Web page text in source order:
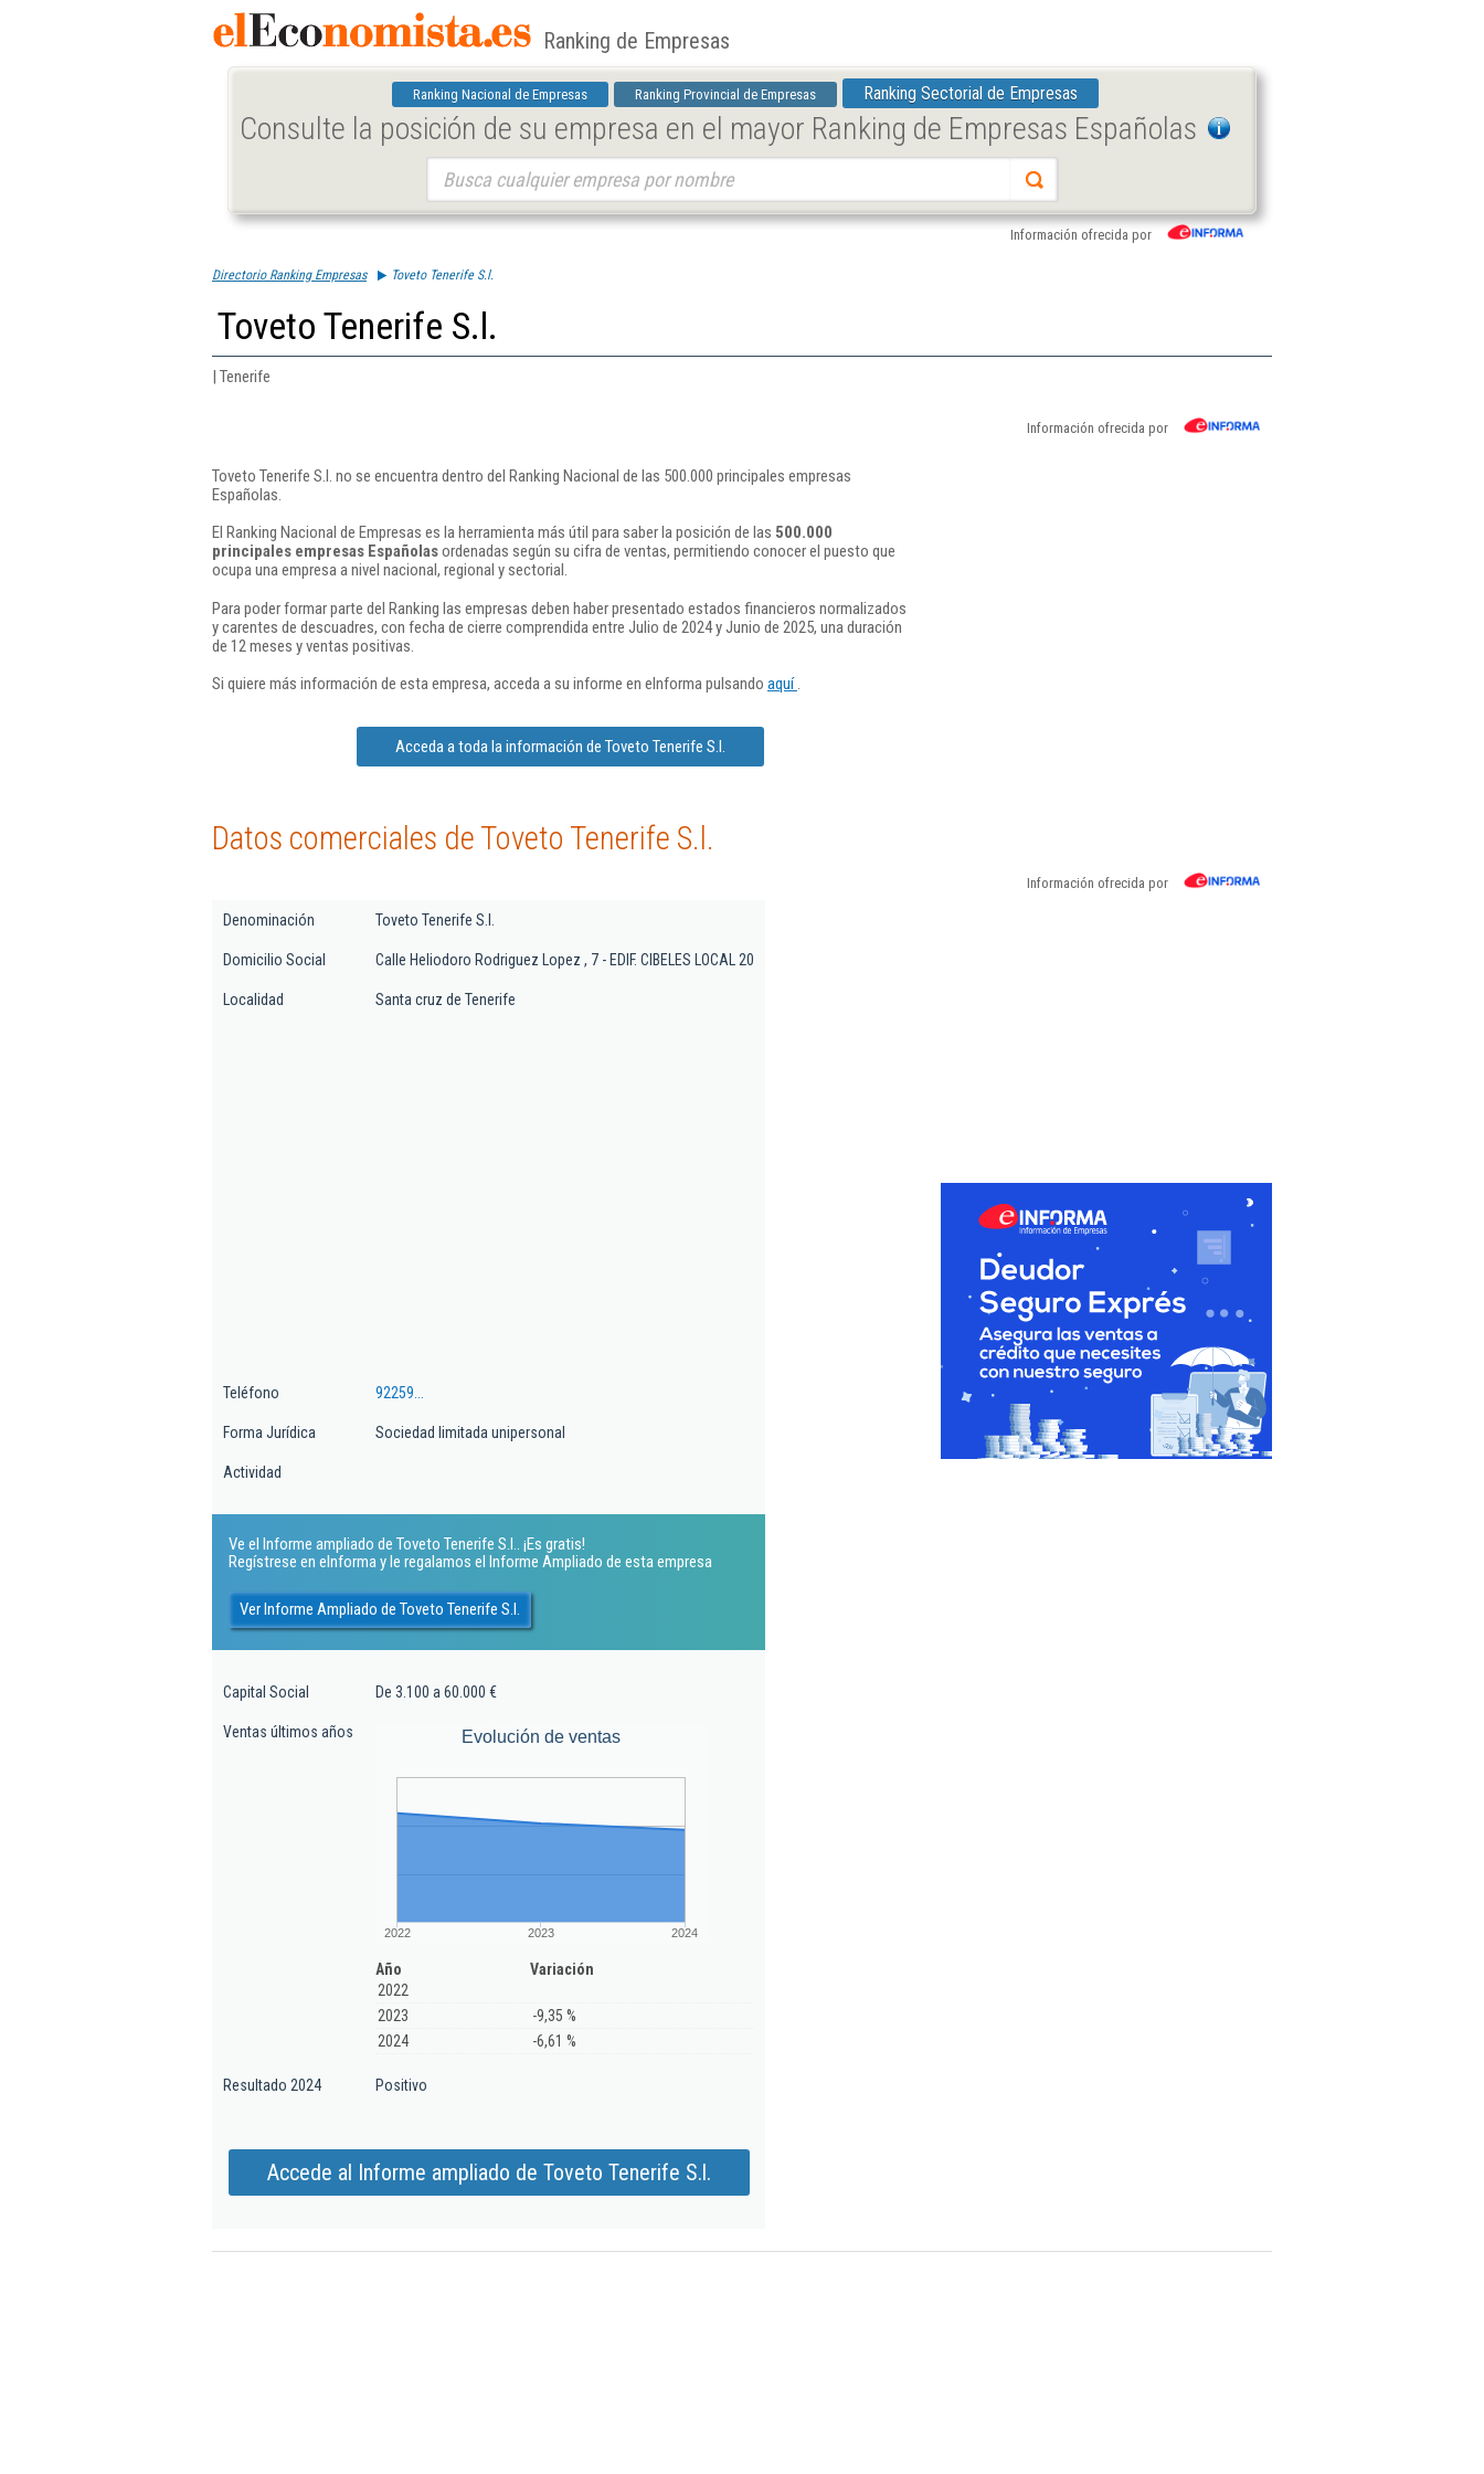
Ranking de Empresas
Ranking Nacional de Empresas Ranking Provincial de Empresas Ranking Sectorial de Empresas
Consulte la posición de su empresa en el mayor Ranking de Empresas Españolas
Información ofrecida por
Directorio Ranking Empresas Toveto Tenerife S.l.
Toveto Tenerife S.l.
| Tenerife
Información ofrecida por
Toveto Tenerife S.l. no se encuentra dentro del Ranking Nacional de las 500.000 principales empresas
Españolas.
El Ranking Nacional de Empresas es la herramienta más útil para saber la posición de las 500.000
principales empresas Españolasordenadas según su cifra de ventas, permitiendo conocer el puesto que
ocupa una empresa a nivel nacional, regional y sectorial.
Para poder formar parte del Ranking las empresas deben haber presentado estados financieros normalizados
y carentes de descuadres, con fecha de cierre comprendida entre Julio de 2024 y Junio de 2025, una duración
de 12 meses y ventas positivas.
Si quiere más información de esta empresa, acceda a su informe en eInforma pulsando aquí.
Acceda a toda la información de Toveto Tenerife S.l.
Datos comerciales de Toveto Tenerife S.l.
Información ofrecida por
Denominación Toveto Tenerife S.l.
Domicilio Social Calle Heliodoro Rodriguez Lopez , 7 - EDIF. CIBELES LOCAL 20
Localidad Santa cruz de Tenerife
Teléfono 92259...
Forma Jurídica Sociedad limitada unipersonal
Actividad
Ve el Informe ampliado de Toveto Tenerife S.l.. ¡Es gratis!
Regístrese en eInforma y le regalamos el Informe Ampliado de esta empresa
Ver Informe Ampliado de Toveto Tenerife S.l.
Capital Social De 3.100 a 60.000 €
Ventas últimos años Evolución de ventas
2022 2023 2024
Año
Variación
2022
2023
-9,35 %
2024
-6,61 %
Resultado 2024 Positivo
Accede al Informe ampliado de Toveto Tenerife S.l.